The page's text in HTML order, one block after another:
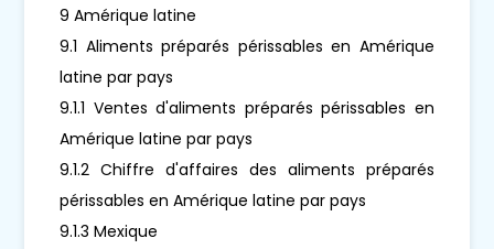
9 Amérique latine
9.1 Aliments préparés périssables en Amérique
latine par pays
9.1.1 Ventes d'aliments préparés périssables en
Amérique latine par pays
9.1.2 Chiffre d'affaires des aliments préparés
périssables en Amérique latine par pays
9.1.3 Mexique